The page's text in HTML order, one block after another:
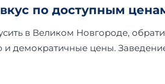
по доступным
в Великом Новгороде,
демократичные цены.